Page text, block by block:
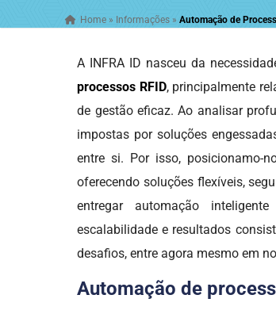
Home » Informações »Automação de
A INFRA ID nasceu da
processos RFID, principalmente
de gestão eficaz. Ao analisar
impostas por soluções
entre si. Por isso, posicionamo-
oferecendo soluções flexíveis,
entregar automação
escalabilidade e resultados
desafios, entre agora mesmo em
Automação de